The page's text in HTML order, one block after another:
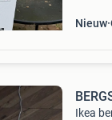
Nieuw
Ikea